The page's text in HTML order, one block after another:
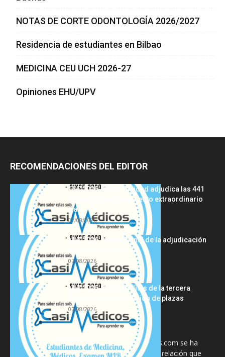
NOTAS DE CORTE ODONTOLOGÍA 2026/2027
Residencia de estudiantes en Bilbao
MEDICINA CEU UCH 2026-27
Opiniones EHU/UPV
RECOMENDACIONES DEL EDITOR
FSE 2025-2026: Sanidad adjudica las 441
plazas del procedimiento extraordinario
tras...
07/08/2026
MIR 2026: análisis final de la adjudicación
de plazas y claves...
07/08/2026
MIR 2025-2026: análisis de la tercera
semana de adjudicación de plazas
07/08/2026
La información proporcionada en CasiMedicos.com se ha
diseñado para complementar, no substituir, la relación que